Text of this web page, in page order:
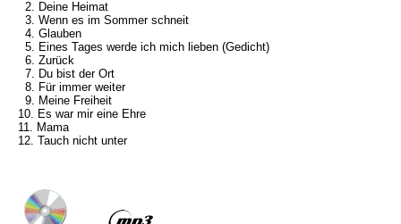
2. Deine Heimat
3. Wenn es im Sommer schneit
4. Glauben
5. Eines Tages werde ich mich lieben (Gedicht)
6. Zurück
7. Du bist der Ort
8. Für immer weiter
9. Meine Freiheit
10. Es war mir eine Ehre
11. Mama
12. Tauch nicht unter